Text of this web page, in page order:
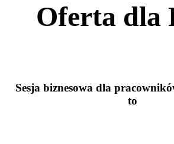
Oferta dla
Sesja biznesowa dla
to